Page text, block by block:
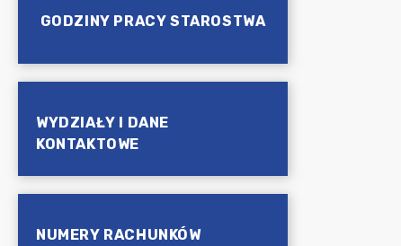
GODZINY PRACY STAROSTWA
WYDZIAŁY I DANE
KONTAKTOWE
NUMERY RACHUNKÓW